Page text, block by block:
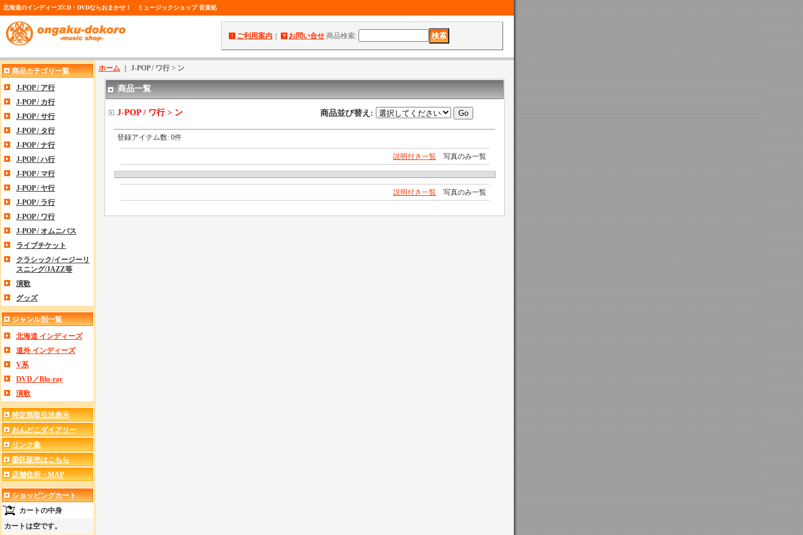
北海道のインディーズCD・DVDならおまかせ！ ミュージックショップ 音楽処
ご利用案内 お問い合せ 商品検索:
商品カテゴリ一覧
J-POP / ア行
J-POP / カ行
J-POP / サ行
J-POP / タ行
J-POP / ナ行
J-POP / ハ行
J-POP / マ行
J-POP / ヤ行
J-POP / ラ行
J-POP / ワ行
J-POP / オムニバス
ライブチケット
クラシック/イージーリ
スニング/JAZZ等
演歌
グッズ
ジャンル別一覧
北海道 インディーズ
道外 インディーズ
V系
DVD／Blu-ray
演歌
特定商取引法表示
おんどこダイアリー
リンク集
委託販売はこちら
店舗住所・MAP
ショッピングカート
カートの中身
カートは空です。
ホーム J-POP / ワ行 > ン
商品一覧
J-POP / ワ行 > ン 商品並び替え :
登録アイテム数: 0件
説明付き一覧 写真のみ一覧
説明付き一覧 写真のみ一覧